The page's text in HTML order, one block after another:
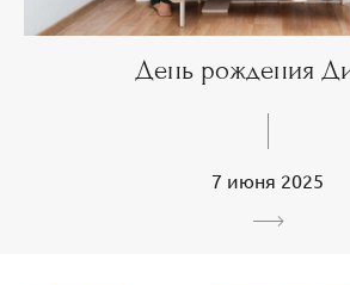
День рождения
7 июня 2025